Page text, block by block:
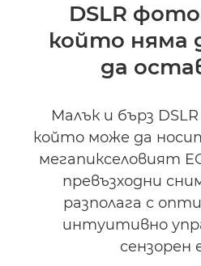
Спецификации
DSLR
който няма
да
Малък и бърз
който може да
мегапикселовият
превъзходни
разполага с
интуитивно
сензорен